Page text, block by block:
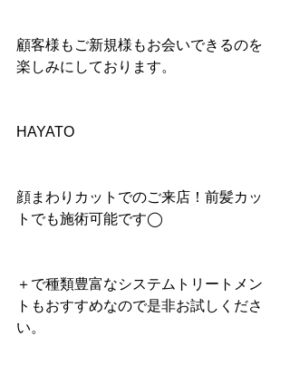
顧客様もご新規様もお会いできるのを
楽しみにしております。
HAYATO
顔まわりカットでのご来店！前髪カッ
トでも施術可能です◯
＋で種類豊富なシステムトリートメン
トもおすすめなので是非お試しくださ
い。